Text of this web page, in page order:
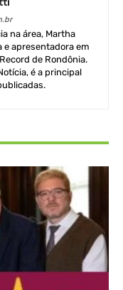
na área, Martha
apresentadora em
de Rondônia.
é a principal